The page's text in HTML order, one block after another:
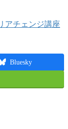
Bluesky